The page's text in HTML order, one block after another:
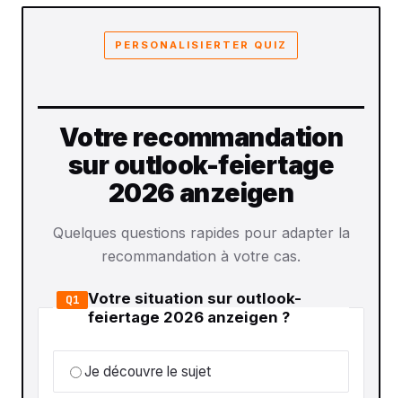
PERSONALISIERTER QUIZ
Votre recommandation
sur outlook-feiertage
2026 anzeigen
Quelques questions rapides pour adapter la
recommandation à votre cas.
Q1 Votre situation sur outlook-
feiertage 2026 anzeigen ?
Je découvre le sujet